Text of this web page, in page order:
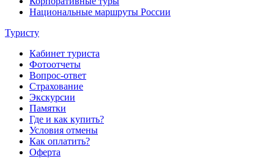
Национальные маршруты России
Туристу
Кабинет туриста
Фотоотчеты
Вопрос-ответ
Страхование
Экскурсии
Памятки
Где и как купить?
Условия отмены
Как оплатить?
Оферта